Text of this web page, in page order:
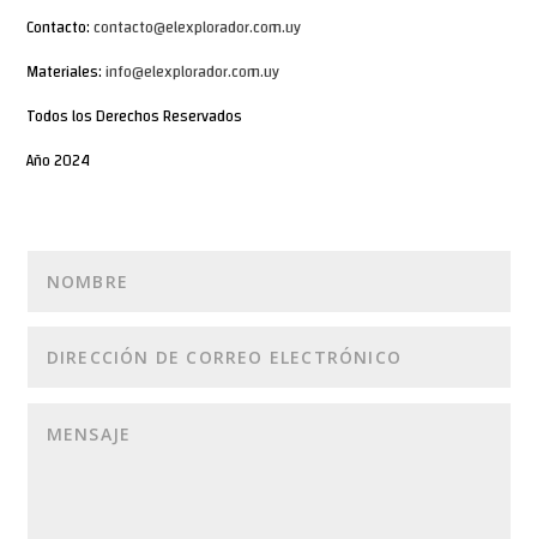
Contacto:contacto@elexplorador.com.uy
Materiales:info@elexplorador.com.uy
Todos los Derechos Reservados
Año 2024